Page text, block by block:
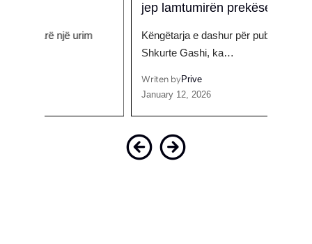
jep lamtumirën prekëse babait
Këngëtarja e dashur për publikun shqiptar,
Shkurte Gashi, ka…